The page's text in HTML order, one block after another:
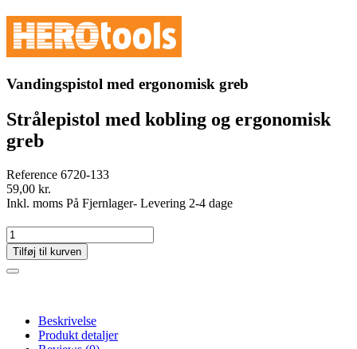
Vandingspistol med ergonomisk greb
Strålepistol med kobling og ergonomisk
greb
Reference 6720-133
59,00 kr.
Inkl. moms På Fjernlager- Levering 2-4 dage
Tilføj til kurven
Beskrivelse
Produkt detaljer